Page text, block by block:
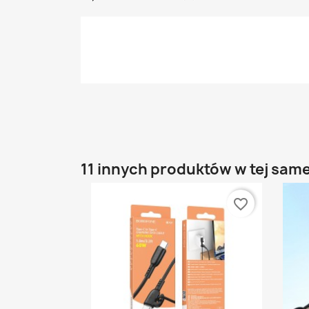
11 innych produktów w tej
favorite_border